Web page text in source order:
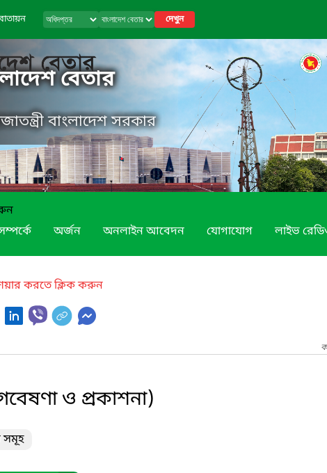
দেখুন
বেতার
বাংলাদেশ সরকার
অর্জন অনলাইন আবেদন যোগাযোগ লাইভ
করতে ক্লিক করুন
ও প্রকাশনা)
সমূহ